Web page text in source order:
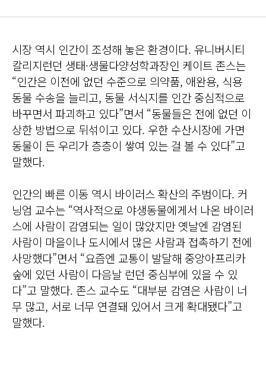
시장 역시 인간이 조성해 놓은 환경이다. 유니버시티
칼리지런던 생태·생물다양성학과장인 케이트 존스는
“인간은 이전에 없던 수준으로 의약품, 애완용, 식용
동물 수송을 늘리고, 동물 서식지를 인간 중심적으로
바꾸면서 파괴하고 있다”면서 “동물들은 전에 없던 이
상한 방법으로 뒤섞이고 있다. 우한 수산시장에 가면
동물이 든 우리가 층층이 쌓여 있는 걸 볼 수 있다”고
말했다.
인간의 빠른 이동 역시 바이러스 확산의 주범이다. 커
닝엄 교수는 “역사적으로 야생동물에게서 나온 바이러
스에 사람이 감염되는 일이 많았지만 옛날엔 감염된
사람이 마을이나 도시에서 많은 사람과 접촉하기 전에
사망했다”면서 “요즘엔 교통이 발달해 중앙아프리카
숲에 있던 사람이 다음날 런던 중심부에 있을 수 있
다”고 말했다. 존스 교수도 “대부분 감염은 사람이 너
무 많고, 서로 너무 연결돼 있어서 크게 확대됐다”고
말했다.